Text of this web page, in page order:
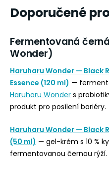
Doporučené
Fermentovaná
Wonder)
Haruharu Wonder — Black
Essence (120 ml) —
Haruharu Wonder s
produkt pro posílení bariéry.
Haruharu Wonder — Black
(50 ml) — gel-krém s 10 %
fermentovanou černou rýží.